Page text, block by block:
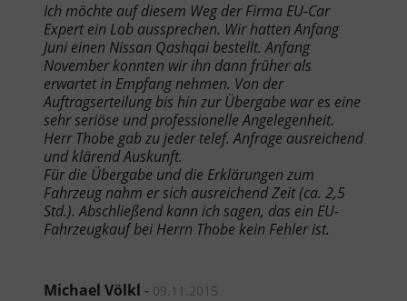
Ich möchte auf diesem Weg der Firma EU-Car
Expert ein Lob aussprechen. Wir hatten Anfang
Juni einen Nissan Qashqai bestellt. Anfang
November konnten wir ihn dann früher als
erwartet in Empfang nehmen. Von der
Auftragserteilung bis hin zur Übergabe war es eine
sehr seriöse und professionelle Angelegenheit.
Herr Thobe gab zu jeder telef. Anfrage ausreichend
und klärend Auskunft.
Für die Übergabe und die Erklärungen zum
Fahrzeug nahm er sich ausreichend Zeit (ca. 2,5
Std.). Abschließend kann ich sagen, das ein EU-
Fahrzeugkauf bei Herrn Thobe kein Fehler ist.
Michael Völkl - 09.11.2015